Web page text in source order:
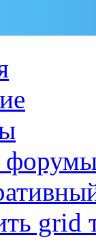
grid